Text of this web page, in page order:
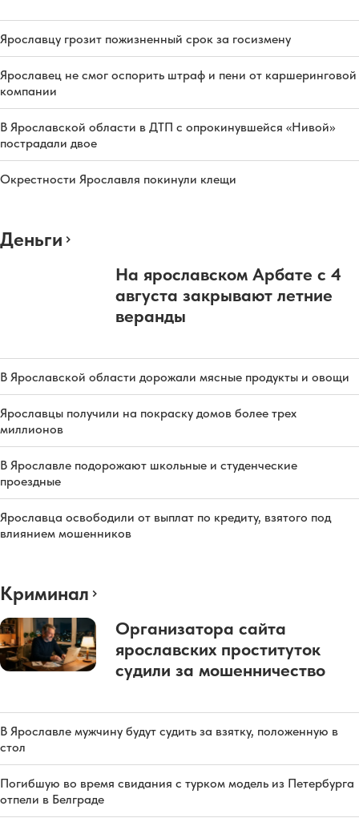
Ярославцу грозит пожизненный срок за госизмену
Ярославец не смог оспорить штраф и пени от каршеринговой
компании
В Ярославской области в ДТП с опрокинувшейся «Нивой»
пострадали двое
Окрестности Ярославля покинули клещи
Деньги
На ярославском Арбате с 4
августа закрывают летние
веранды
В Ярославской области дорожали мясные продукты и овощи
Ярославцы получили на покраску домов более трех
миллионов
В Ярославле подорожают школьные и студенческие
проездные
Ярославца освободили от выплат по кредиту, взятого под
влиянием мошенников
Криминал
Организатора сайта
ярославских проституток
судили за мошенничество
В Ярославле мужчину будут судить за взятку, положенную в
стол
Погибшую во время свидания с турком модель из Петербурга
отпели в Белграде